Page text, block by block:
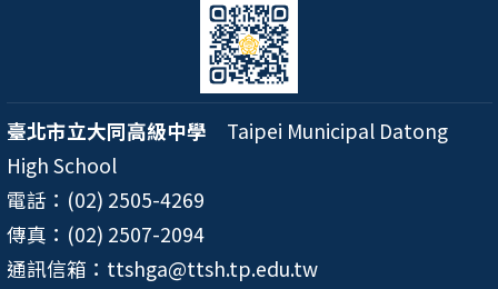
臺北市立大同高級中學 Taipei Municipal Datong
High School
電話：(02) 2505-4269
傳真：(02) 2507-2094
通訊信箱：ttshga@ttsh.tp.edu.tw